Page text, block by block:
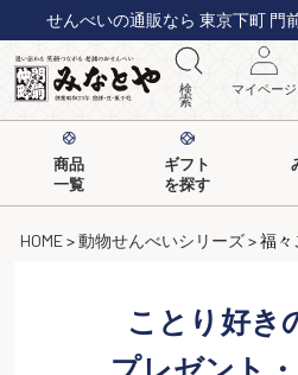
せんべいの通販なら 東京下町 門
検
索
マイページ
商品
一覧
ギフト
を探す
HOME 動物せんべいシリーズ 福々
ことり好き